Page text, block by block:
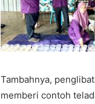
Tambahnya,
memberi contoh